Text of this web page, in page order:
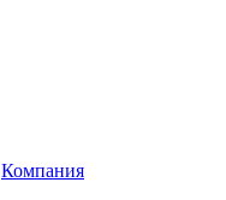
Компания